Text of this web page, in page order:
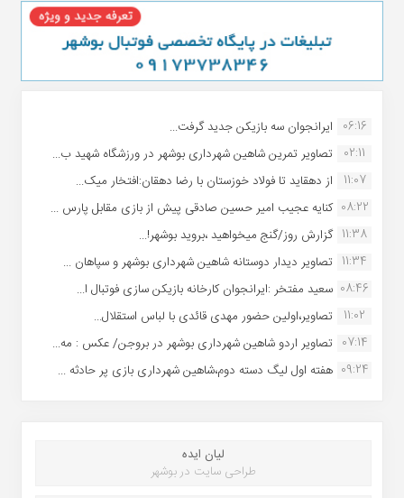
06:16 ایرانجوان سه بازیکن جدید گرفت...
02:11
تصاویر تمرین شاهین شهردارى بوشهر در ورزشگاه شهید ب...
11:07
از دهقاید تا فولاد خوزستان با رضا دهقان:افتخار میک...
08:22 کنایه عجیب امیر حسین صادقی پیش از بازی مقابل پارس ...
11:38 گزارش روز/گنج میخواهید ،بروید بوشهر!...
11:34 تصاویر دیدار دوستانه شاهین شهردارى بوشهر و سپاهان ...
08:46 سعید مفتخر :ایرانجوان کارخانه بازیکن سازی فوتبال ا...
11:02
تصاویر،اولین حضور مهدی قائدی با لباس استقلال...
07:14 تصاویر اردو شاهین شهرداری بوشهر در بروجن/ عکس : مه...
09:24 هفته اول لیگ دسته دوم،شاهین شهرداری بازی پر حادثه ...
لیان ایده
طراحی سایت در بوشهر